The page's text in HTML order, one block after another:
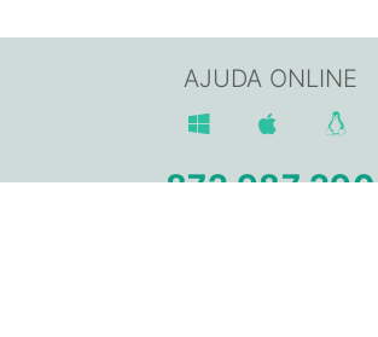
AJUDA ONLINE
872 987 290